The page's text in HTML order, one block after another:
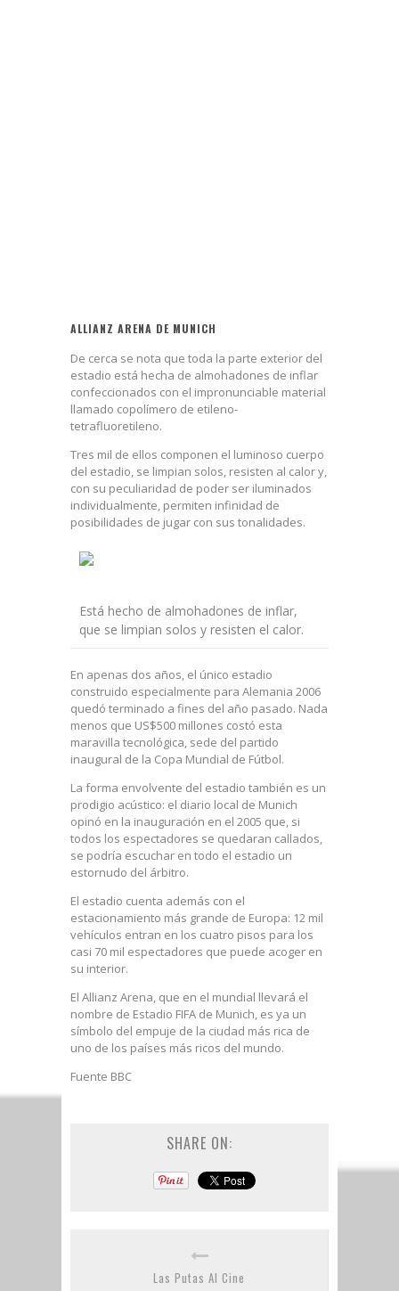
ALLIANZ ARENA DE MUNICH
De cerca se nota que toda la parte exterior del
estadio está hecha de almohadones de inflar
confeccionados con el impronunciable material
llamado copolímero de etileno-
tetrafluoretileno.
Tres mil de ellos componen el luminoso cuerpo
del estadio, se limpian solos, resisten al calor y,
con su peculiaridad de poder ser iluminados
individualmente, permiten infinidad de
posibilidades de jugar con sus tonalidades.
Está hecho de almohadones de inflar,
que se limpian solos y resisten el calor.
En apenas dos años, el único estadio
construido especialmente para Alemania 2006
quedó terminado a fines del año pasado. Nada
menos que US$500 millones costó esta
maravilla tecnológica, sede del partido
inaugural de la Copa Mundial de Fútbol.
La forma envolvente del estadio también es un
prodigio acústico: el diario local de Munich
opinó en la inauguración en el 2005 que, si
todos los espectadores se quedaran callados,
se podría escuchar en todo el estadio un
estornudo del árbitro.
El estadio cuenta además con el
estacionamiento más grande de Europa: 12 mil
vehículos entran en los cuatro pisos para los
casi 70 mil espectadores que puede acoger en
su interior.
El Allianz Arena, que en el mundial llevará el
nombre de Estadio FIFA de Munich, es ya un
símbolo del empuje de la ciudad más rica de
uno de los países más ricos del mundo.
Fuente BBC
SHARE ON:
Las Putas Al Cine